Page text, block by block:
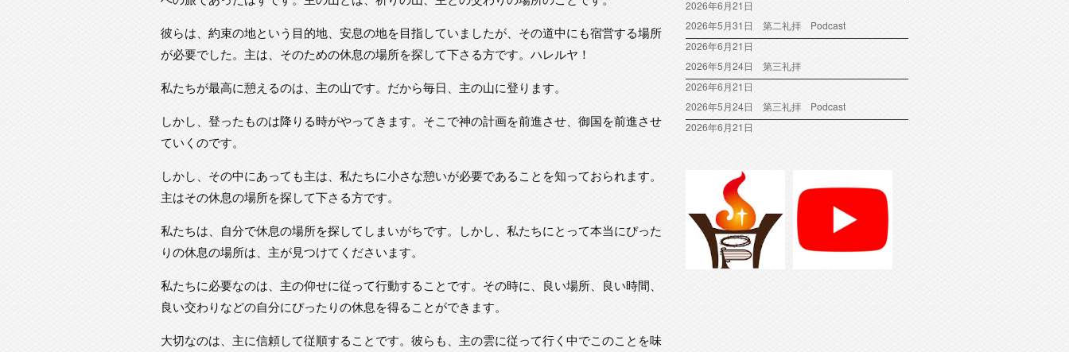
彼らは、約束の地という目的地、安息の地を目指していましたが、その道中にも宿営する場所
が必要でした。主は、そのための休息の場所を探して下さる方です。ハレルヤ！
私たちが最高に憩えるのは、主の山です。だから毎日、主の山に登ります。
しかし、登ったものは降りる時がやってきます。そこで神の計画を前進させ、御国を前進させ
ていくのです。
しかし、その中にあっても主は、私たちに小さな憩いが必要であることを知っておられます。
主はその休息の場所を探して下さる方です。
私たちは、自分で休息の場所を探してしまいがちです。しかし、私たちにとって本当にぴった
りの休息の場所は、主が見つけてくださいます。
私たちに必要なのは、主の仰せに従って行動することです。その時に、良い場所、良い時間、
良い交わりなどの自分にぴったりの休息を得ることができます。
大切なのは、主に信頼して従順することです。彼らも、主の雲に従って行く中でこのことを味
2026年6月21日
2026年5月31日 第二礼拝 Podcast
2026年6月21日
2026年5月24日 第三礼拝
2026年6月21日
2026年5月24日 第三礼拝 Podcast
2026年6月21日